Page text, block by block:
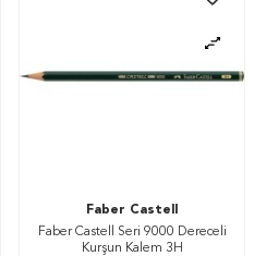
Faber Castell
Faber Castell Seri 9000 Dereceli
Kurşun Kalem 3H